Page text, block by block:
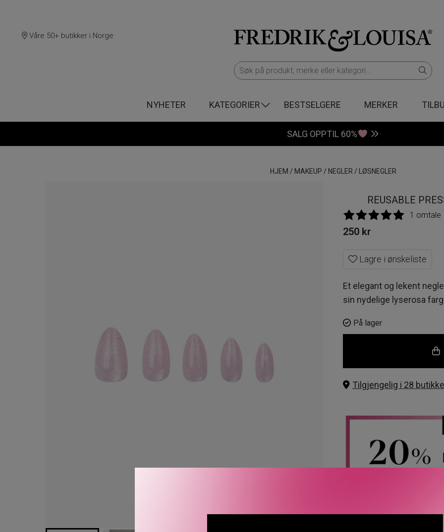
Våre 50+ butikker i Norge
NYHETER KATEGORIER BESTSELGERE MERKER
SALG OPPTIL 60%
HJEM / MAKEUP / NEGLER / LØSNEGLER
REUSABLE
1 omtale
250 kr
Lagre i ønskeliste
Et elegant og lekent
sin nydelige lyserosa
På lager
Tilgjengelig i 28
Rabatten aktiveres i
CAIA, Le Labo, LOEWE, Best